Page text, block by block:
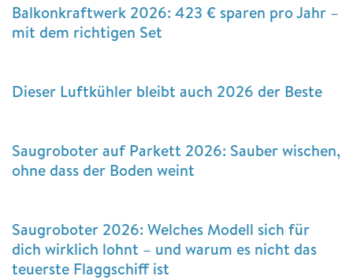
Balkonkraftwerk 2026: 423 € sparen pro Jahr –
mit dem richtigen Set
Dieser Luftkühler bleibt auch 2026 der Beste
Saugroboter auf Parkett 2026: Sauber wischen,
ohne dass der Boden weint
Saugroboter 2026: Welches Modell sich für
dich wirklich lohnt – und warum es nicht das
teuerste Flaggschiff ist